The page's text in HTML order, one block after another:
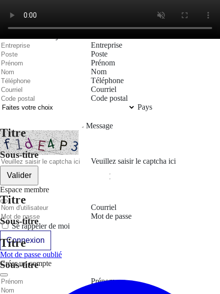
Titre
Sous-titre
Titre
Sous-titre
Titre
Sous-titre
Nous joindre
Entreprise
Poste
Prénom
Nom
Téléphone
Courriel
Code postal
Pays
Message
Veuillez saisir le captcha ici
Valider
Espace membre
Courriel
Mot de passe
Se rappeler de moi
Connexion
Mot de passe oublié
Créer un compte
Prénom